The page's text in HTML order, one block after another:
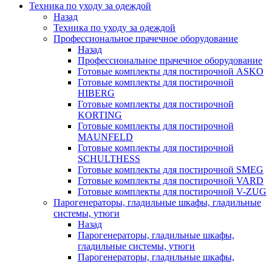
Техника по уходу за одеждой
Назад
Техника по уходу за одеждой
Профессиональное прачечное оборудование
Назад
Профессиональное прачечное оборудование
Готовые комплекты для постирочной ASKO
Готовые комплекты для постирочной
HIBERG
Готовые комплекты для постирочной
KORTING
Готовые комплекты для постирочной
MAUNFELD
Готовые комплекты для постирочной
SCHULTHESS
Готовые комплекты для постирочной SMEG
Готовые комплекты для постирочной VARD
Готовые комплекты для постирочной V-ZUG
Парогенераторы, гладильные шкафы, гладильные
системы, утюги
Назад
Парогенераторы, гладильные шкафы,
гладильные системы, утюги
Парогенераторы, гладильные шкафы,